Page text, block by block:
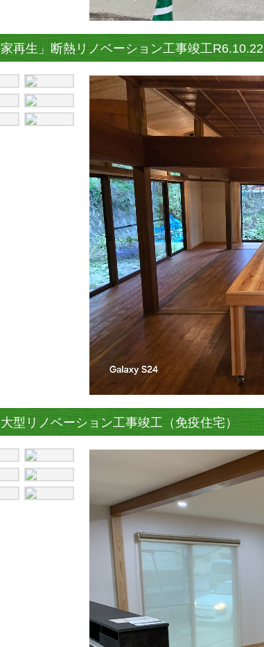
再生」断熱リノベーション工事竣工R6.10.22
型リノベーション工事竣工（免疫住宅）